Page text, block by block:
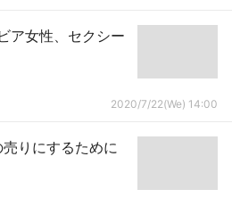
ア女性、セクシー
2020/7/22(We) 14:00
りにするために